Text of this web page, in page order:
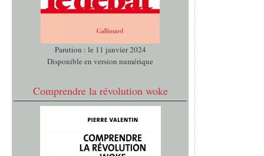
Parution : le 11 janvier 2024
Disponible en version numérique
Comprendre la révolution woke